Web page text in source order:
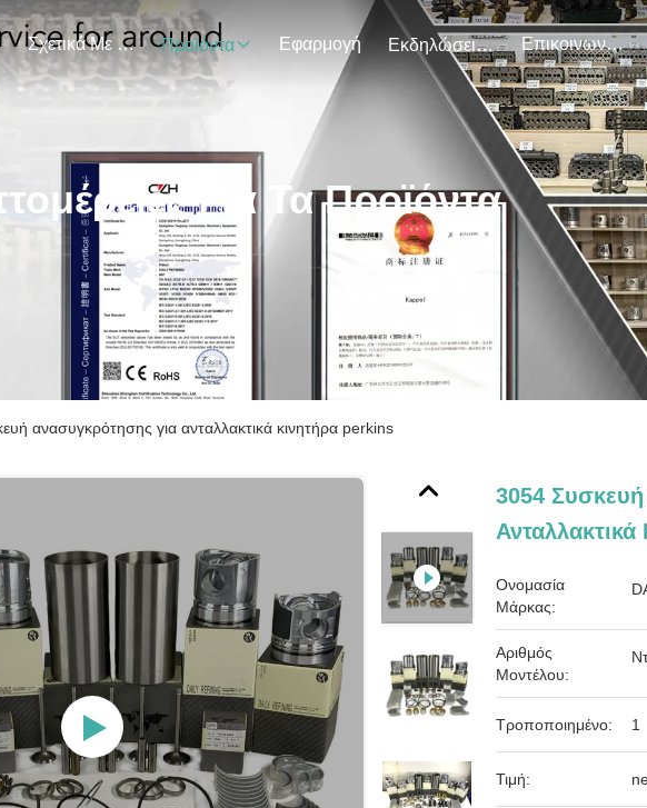
Σχετικά Με Εμάς Προϊόντα Εφαρμογή Εκδηλώσεις Επικοινωνήστε Μαζί Μας
Για Τα Προϊόντα
ανασυγκρότησης για ανταλλακτικά κινητήρα perkins
3054
Ονομασία
Μάρκας:
Αριθμός
Μοντέλου:
Τροποποιημένο: 1
Τιμή: